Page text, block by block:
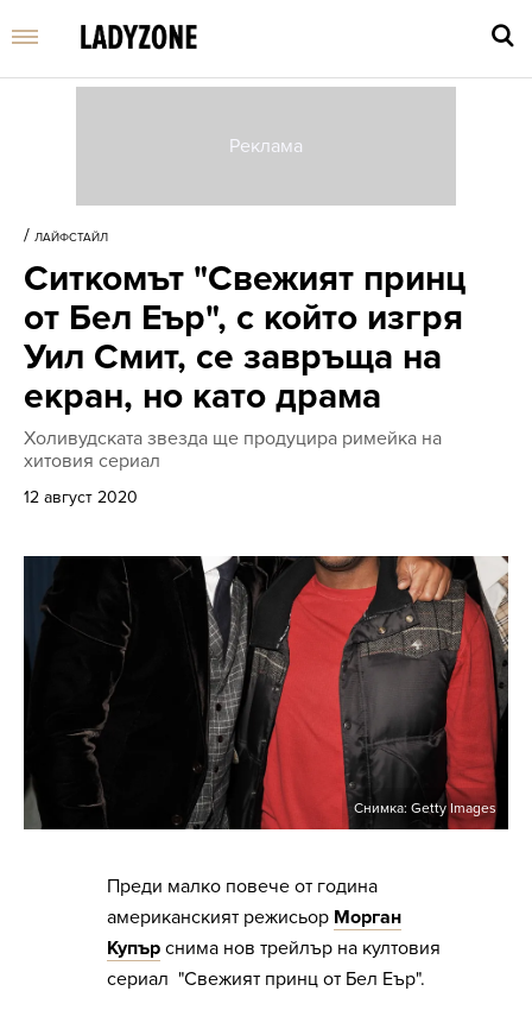
/ ЛАЙФСТАЙЛ
Ситкомът "Свежият принц
от Бел Еър", с който изгря
Уил Смит, се завръща на
екран, но като драма
Холивудската звезда ще продуцира римейка на
хитовия сериал
12 август 2020
Снимка: Getty Images
Преди малко повече от година
американският режисьор Морган
Купър снима нов трейлър на култовия
сериал "Свежият принц от Бел Еър".